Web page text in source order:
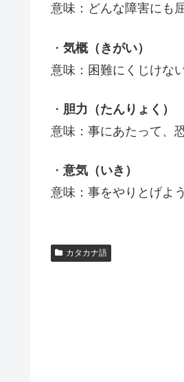
意味：どんな障害にも
・ 気概（きがい）
意味：困難にくじけな
・ 胆力（たんりょく）
意味：事にあたって、
・ 意気（いき）
意味：事をやりとげよ
カタカナ語